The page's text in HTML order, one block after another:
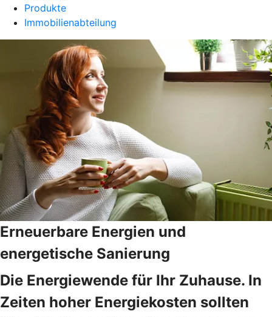
Produkte
Immobilienabteilung
Erneuerbare Energien und
energetische Sanierung
Die Energiewende für Ihr Zuhause. In
Zeiten hoher Energiekosten sollten